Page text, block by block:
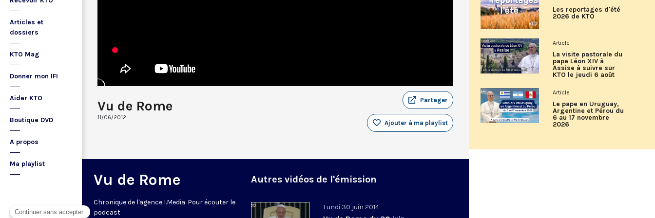
Articles et
dossiers
KTO Mag
Donner mon IFI
Aider KTO
Boutique DVD
A propos
Ma playlist
Vu de Rome
11/06/2012
Partager
Ajouter à ma playlist
Vu de Rome
Chronique de l'agence I.Media. Pour écouter le
podcast
Autres vidéos de l'émission
Lundi 30 juin 2014
Les reportages d'été
2026 de KTO
Article
La visite pastorale du
pape Léon XIV à
Assise à suivre sur
KTO le jeudi 6 août
Article
Le pape en Uruguay,
Argentine et Pérou du
6 au 17 novembre
2026